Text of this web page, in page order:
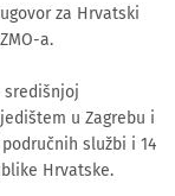
za Hrvatski
a.
središnjoj
u Zagrebu i
službi i 14
Hrvatske.